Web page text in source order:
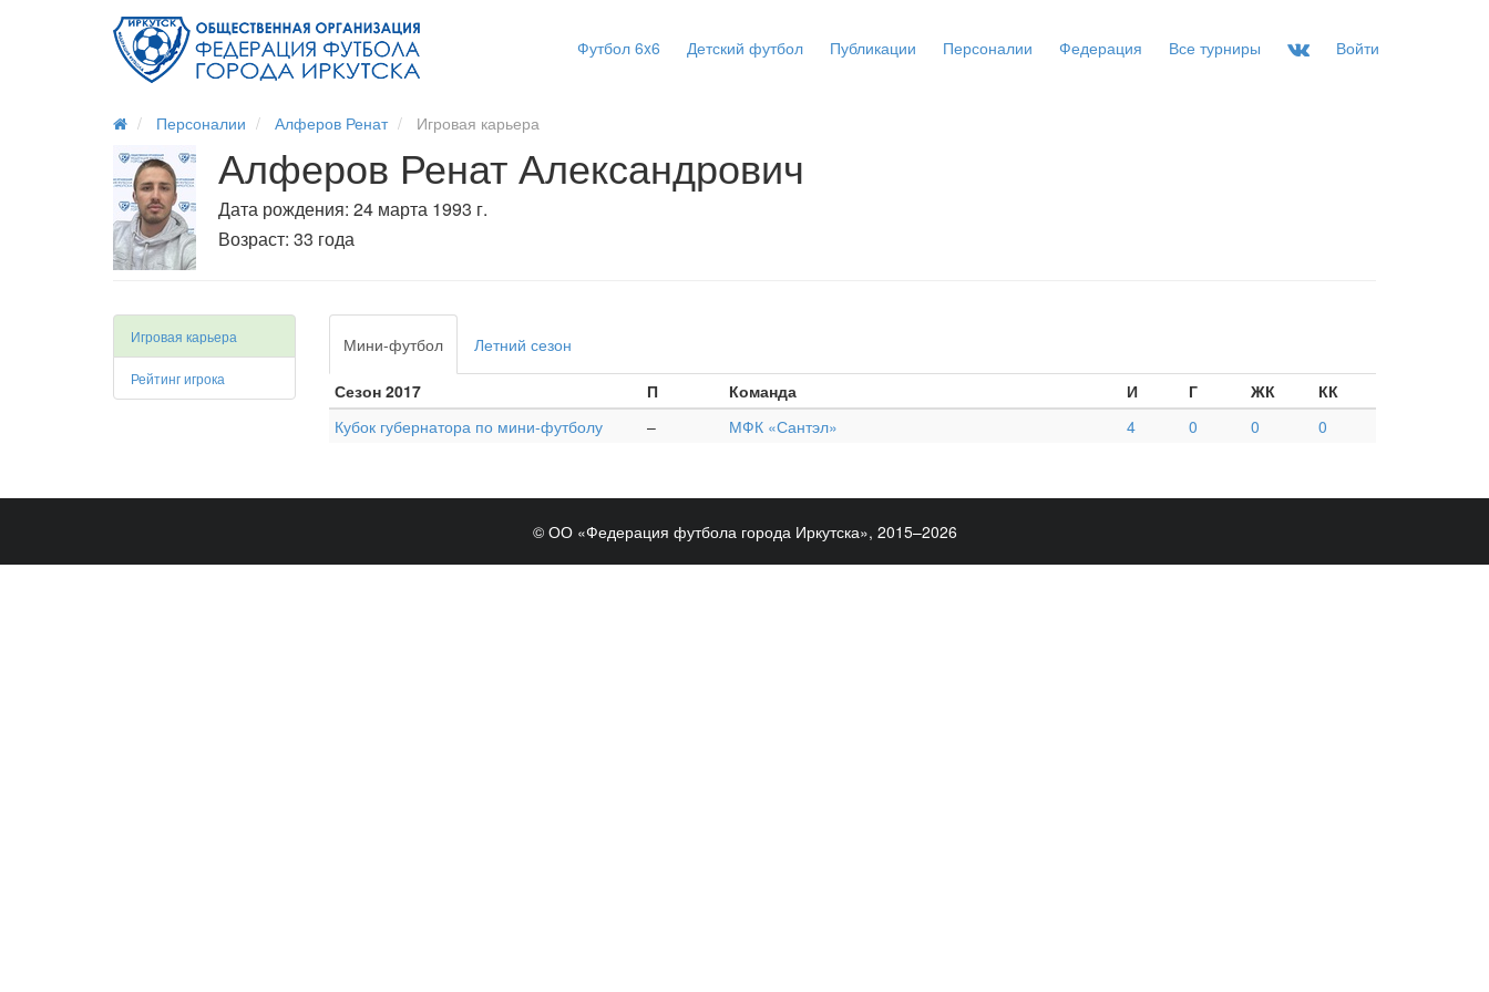
Футбол 6x6 Детский футбол Публикации Персоналии Федерация Все турниры Войти
Персоналии Алферов Ренат Игровая карьера
Алферов Ренат Александрович
Дата рождения: 24 марта 1993 г.
Возраст: 33 года
Игровая карьера
Рейтинг игрока
Мини-футбол Летний сезон
Сезон 2017 П Команда И Г ЖК
КК
Кубок губернатора по мини-футболу
– МФК «Сантэл» 4 0 0 0
© ОО «Федерация футбола города Иркутска», 2015–2026